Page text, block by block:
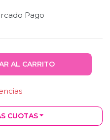
Pago
AL CARRITO
CUOTAS